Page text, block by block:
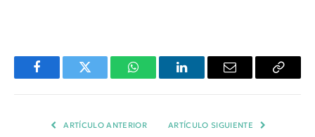
FacebookTwitter WhatsAppLinkedInEmail
Copiar
ARTÍCULO ANTERIOR ARTÍCULO SIGUIENTE